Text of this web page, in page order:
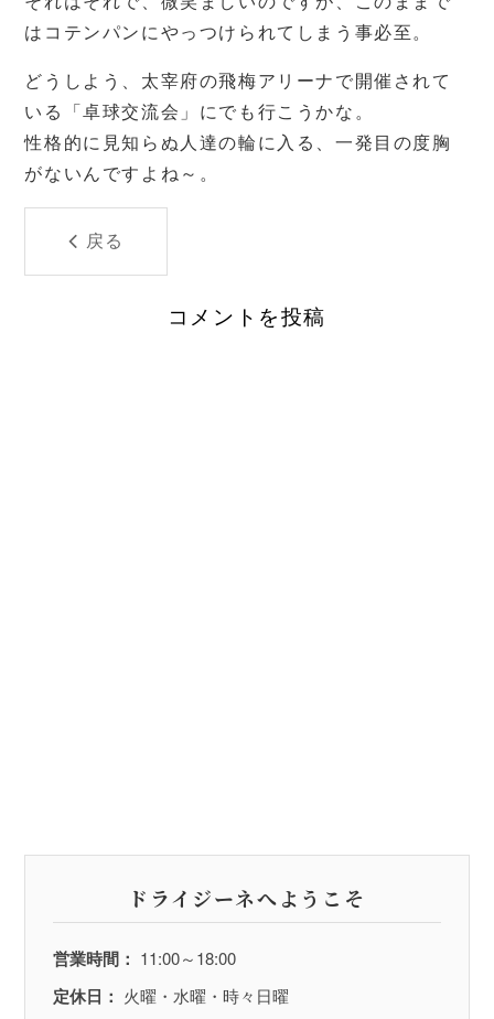
はコテンパンにやっつけられてしまう事必至。
どうしよう、太宰府の飛梅アリーナで開催されて
いる「卓球交流会」にでも行こうかな。
性格的に見知らぬ人達の輪に入る、一発目の度胸
がないんですよね～。
戻る
コメントを投稿
ドライジーネへようこそ
営業時間： 11:00～18:00
定休日： 火曜・水曜・時々日曜